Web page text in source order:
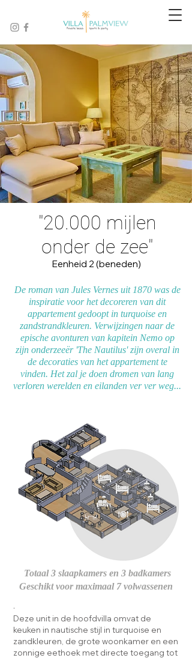
"20.000 mijlen
onder de zee"
Eenheid 2 (beneden)
De roman van Jules Vernes uit 1870 was de
inspiratie voor het decoreren van dit
appartement gedoopt in turquoise en
zandstrandkleuren. Verwijzingen naar de
epische avonturen van kapitein Nemo op
zijn onderzeeër 'The Nautilus' zijn overal in
de decoraties van het appartement te
vinden. Het zal je doen dromen van lang
verloren werelden en eilanden ver ver weg...
Totaal 3 slaapkamers en 3 badkamers
Geschikt voor maximaal 7 volwassenen
.
Deze unit in de hoofdvilla omvat de
keuken in nautische stijl in turquoise en
zandkleuren, de grote woonkamer en een
zonnige eethoek met directe toegang tot